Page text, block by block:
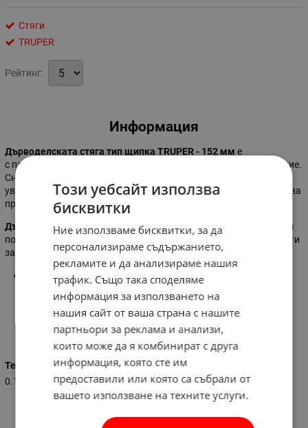
Стяги
TRUPER
Рейтинг:
Информация
Дърводелската стяга тип щипка TRUPER - 152 мм е
с пластмасово тяло. Дръжките са с TPR антиплъзгащо покритие.
Снабдена е с подвижни полипропиленови челюсти, които не
увреждат обработвания детайл. Металният щифт пък увеличава
продължителността ѝ на употреба.
Дърводелската стяга тип щипка TRUPER - 152 мм
е необходим
помощник при рязане под наклон, фрезоване и множество други
задачи.
Максимален обхват на челюстите:
Характеристики
Тегло (кг.)
0.124
Този уебсайт използва
бисквитки
Ние използваме бисквитки, за да
персонализираме съдържанието,
рекламите и да анализираме нашия
трафик. Също така споделяме
информация за използването на
нашия сайт от ваша страна с нашите
партньори за реклама и анализи,
които може да я комбинират с друга
информация, която сте им
предоставили или която са събрали от
вашето използване на техните услуги.